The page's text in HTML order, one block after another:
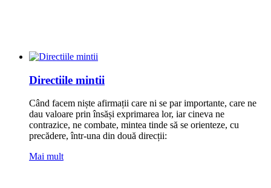
Directiile mintii
Când facem niște afirmații care ni se par importante, care ne
dau valoare prin însăși exprimarea lor, iar cineva ne
contrazice, ne combate, mintea tinde să se orienteze, cu
precădere, într-una din două direcții:
Mai mult